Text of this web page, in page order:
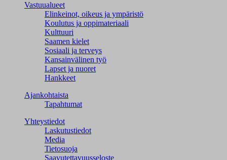
Vastuualueet
Elinkeinot, oikeus ja ympäristö
Koulutus ja oppimateriaali
Kulttuuri
Saamen kielet
Sosiaali ja terveys
Kansainvälinen työ
Lapset ja nuoret
Hankkeet
Ajankohtaista
Tapahtumat
Yhteystiedot
Laskutustiedot
Media
Tietosuoja
Saavutettavuusseloste